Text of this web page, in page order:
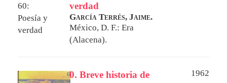
verdad
García Terrés, Jaime.
México, D. F.: Era
(Alacena).
0. Breve historia de
1962